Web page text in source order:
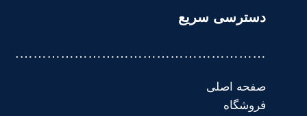
دسترسی سریع
……………………………………………….
صفحه اصلی
فروشگاه